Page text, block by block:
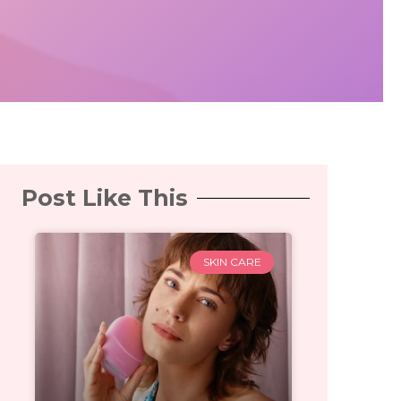
Post Like This
SKIN CARE